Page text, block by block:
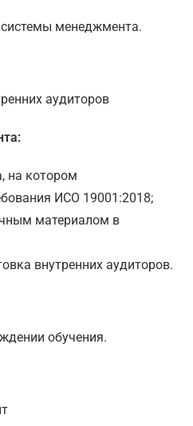
менеджмента.
аудиторов
на котором
ИСО 19001:2018;
материалом в
внутренних аудиторов.
обучения.